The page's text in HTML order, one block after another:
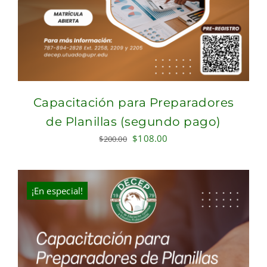
Capacitación para Preparadores
de Planillas (segundo pago)
$200.00 Original
was:
$200.00.
$108.00
is:
¡En especial!